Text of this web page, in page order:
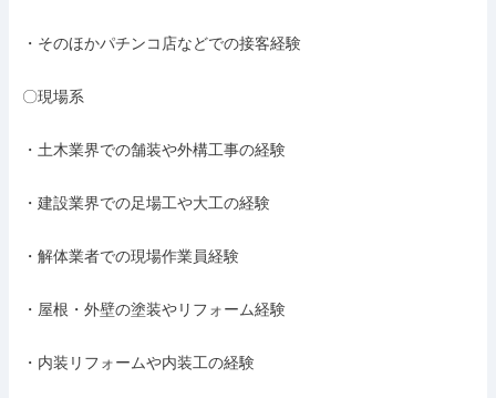
・そのほかパチンコ店などでの接客経験
〇現場系
・土木業界での舗装や外構工事の経験
・建設業界での足場工や大工の経験
・解体業者での現場作業員経験
・屋根・外壁の塗装やリフォーム経験
・内装リフォームや内装工の経験